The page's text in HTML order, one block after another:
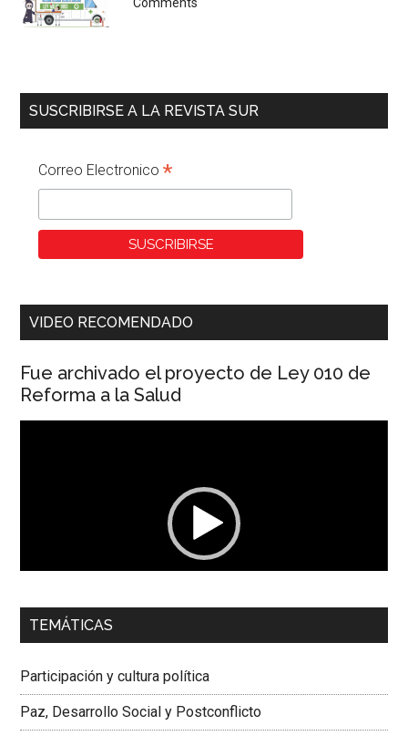
SUSCRIBIRSE A LA REVISTA SUR
Correo Electronico*
VIDEO RECOMENDADO
Fue archivado el proyecto de Ley 010 de
Reforma a la Salud
00:00 01:04
Dra. Carolina Corcho Mejía,Presidenta Corporación
Colombiana
TEMÁTICAS
Participación y cultura política
Paz, Desarrollo Social y Postconflicto